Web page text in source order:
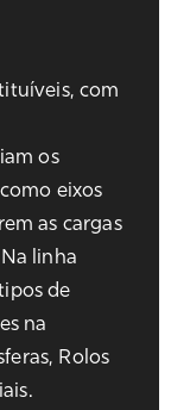
com
os
eixos
as cargas
linha
de
na
Rolos